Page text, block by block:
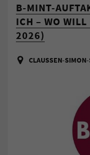
B-MINT-
ICH – WO
2026)
CLAUSSEN-